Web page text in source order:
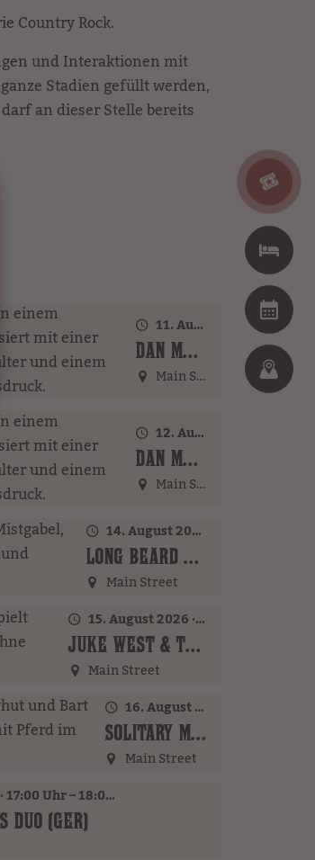
Country Rock.
und Interaktionen mit
Stadien gefüllt werden,
an dieser Stelle bereits
11. August 2026 · 17:00 Uhr – 18:00 Uhr
DAN MCBAKER (GER)
Main Street
12. August 2026 · 20:00 Uhr
DAN MCBAKER (GER)
Main Street
14. August 2026 · 20:00 Uhr
LONG BEARD BROTHERS (AT)
Main Street
15. August 2026 · 20:00 Uhr
JUKE WEST & THE BAND (AT)
Main Street
16. August 2026 · 16:00 Uhr – 17:00 Uhr
SOLITARY MAN (GER)
Main Street
Uhr – 18:00 Uhr
DUO (GER)